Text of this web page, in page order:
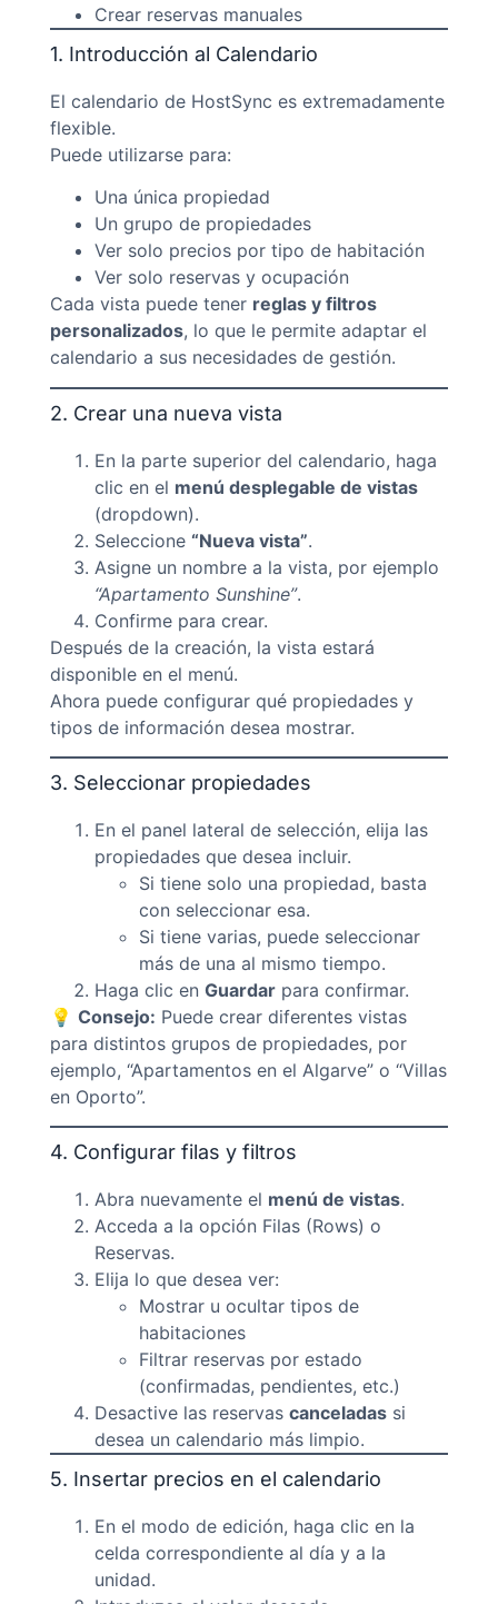
Crear reservas manuales
1. Introducción al Calendario
El calendario de HostSync es extremadamente
flexible.
Puede utilizarse para:
Una única propiedad
Un grupo de propiedades
Ver solo precios por tipo de habitación
Ver solo reservas y ocupación
Cada vista puede tener reglas y filtros
personalizados, lo que le permite adaptar el
calendario a sus necesidades de gestión.
2. Crear una nueva vista
En la parte superior del calendario, haga
clic en el menú desplegable de vistas
(dropdown).
Seleccione “Nueva vista”.
Asigne un nombre a la vista, por ejemplo
“Apartamento Sunshine”.
Confirme para crear.
Después de la creación, la vista estará
disponible en el menú.
Ahora puede configurar qué propiedades y
tipos de información desea mostrar.
3. Seleccionar propiedades
En el panel lateral de selección, elija las
propiedades que desea incluir.
Si tiene solo una propiedad, basta
con seleccionar esa.
Si tiene varias, puede seleccionar
más de una al mismo tiempo.
Haga clic en Guardar para confirmar.
💡 Consejo: Puede crear diferentes vistas
para distintos grupos de propiedades, por
ejemplo, “Apartamentos en el Algarve” o “Villas
en Oporto”.
4. Configurar filas y filtros
Abra nuevamente el menú de vistas.
Acceda a la opción Filas (Rows) o
Reservas.
Elija lo que desea ver:
Mostrar u ocultar tipos de
habitaciones
Filtrar reservas por estado
(confirmadas, pendientes, etc.)
Desactive las reservas canceladas si
desea un calendario más limpio.
5. Insertar precios en el calendario
En el modo de edición, haga clic en la
celda correspondiente al día y a la
unidad.